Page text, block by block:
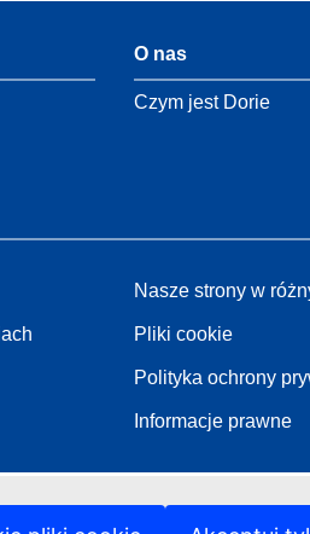
O nas
Czym jest Dorie
Nasze strony w
Pliki cookie
Polityka ochrony
Informacje prawne